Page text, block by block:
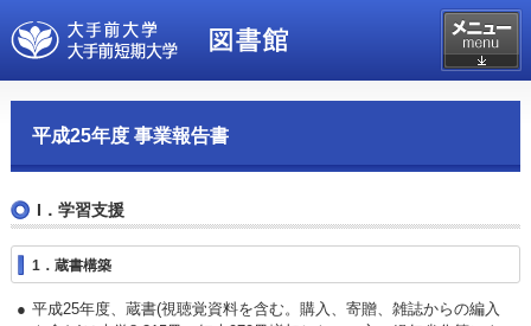
平成25年度 事業報告書
I．学習支援
1．蔵書構築
平成25年度、蔵書(視聴覚資料を含む。購入、寄贈、雑誌からの編入